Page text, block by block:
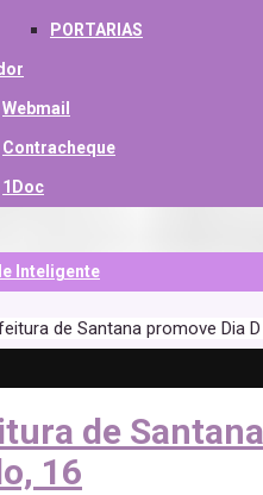
PORTARIAS
Webmail
Contracheque
1Doc
Inteligente
de Santana promove Dia
de
16